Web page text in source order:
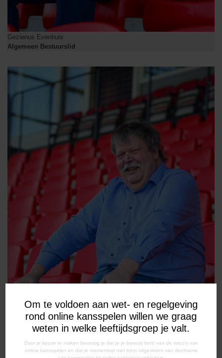
Om te voldoen aan wet- en regelgeving
rond online kansspelen willen we graag
weten in welke leeftijdsgroep je valt.
Door je keuze te maken bevestig je dat je je bewust bent van de risico's van
online kansspelen en dat je momenteel niet bent uitgesloten van deelname
Gezienus Evenhuis
Algemeen Bestuurslid